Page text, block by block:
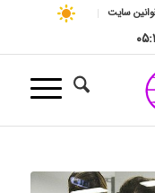
سایت